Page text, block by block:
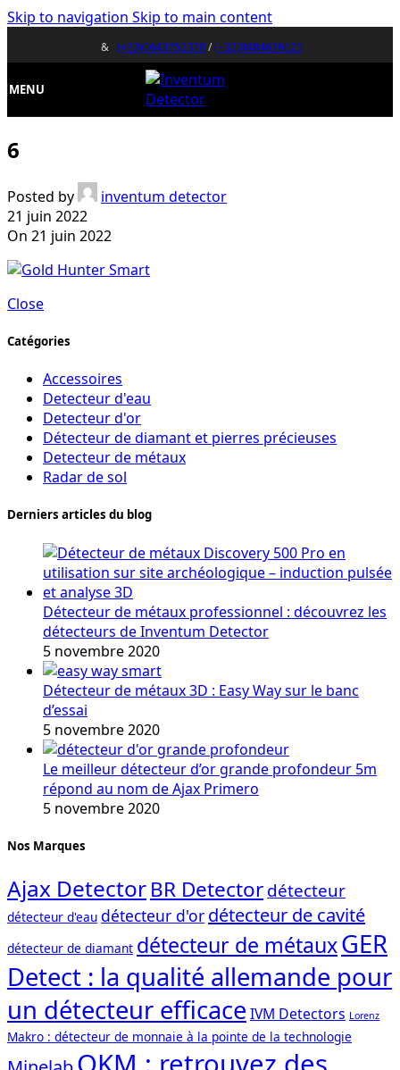
Skip to navigation Skip to main content
& (+33)0643752370/(+32)0484676625
MENU
6
Posted by
inventum detector
21 juin 2022
On 21 juin 2022
Close
Catégories
Accessoires
Detecteur d'eau
Detecteur d'or
Détecteur de diamant et pierres précieuses
Detecteur de métaux
Radar de sol
Derniers articles du blog
Détecteur de métaux professionnel : découvrez les
détecteurs de Inventum Detector
5 novembre 2020
Détecteur de métaux 3D : Easy Way sur le banc
d’essai
5 novembre 2020
Le meilleur détecteur d’or grande profondeur 5m
répond au nom de Ajax Primero
5 novembre 2020
Nos Marques
Ajax DetectorBR Detectordétecteur
détecteur d'eau détecteur d'or détecteur de cavité
détecteur de diamant détecteur de métauxGER
Detect : la qualité allemande pour
un détecteur efficace IVM Detectors Lorenz
Makro : détecteur de monnaie à la pointe de la technologie